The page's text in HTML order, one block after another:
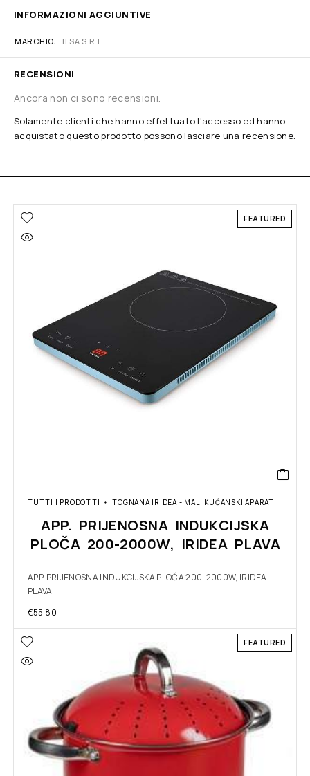
INFORMAZIONI AGGIUNTIVE
MARCHIO ILSA S.R.L.
RECENSIONI
Ancora non ci sono recensioni.
Solamente clienti che hanno effettuato l'accesso ed hanno
acquistato questo prodotto possono lasciare una recensione.
FEATURED
TUTTI I PRODOTTI TOGNANA IRIDEA - MALI KUĆANSKI APARATI
APP. PRIJENOSNA INDUKCIJSKA
PLOČA 200-2000W, IRIDEA PLAVA
APP. PRIJENOSNA INDUKCIJSKA PLOČA 200-2000W, IRIDEA
PLAVA
€55.80
FEATURED